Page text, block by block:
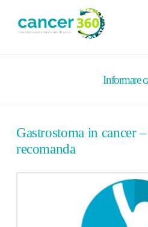
Informare
Gastrostoma in cancer
recomanda